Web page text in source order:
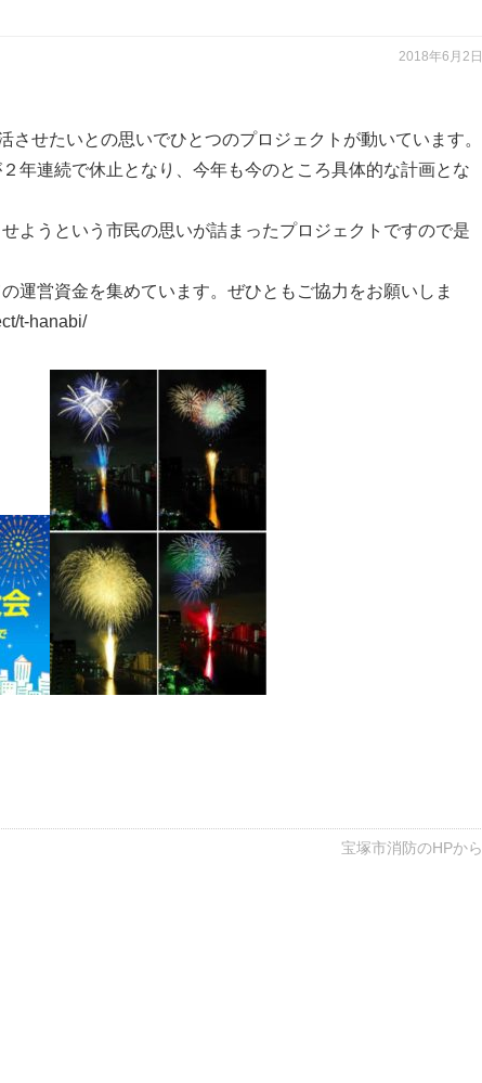
2018年6月2日
させたいとの思いでひとつのプロジェクトが動いています。
年連続で休止となり、今年も今のところ具体的な計画とな
ようという市民の思いが詰まったプロジェクトですので是
運営資金を集めています。ぜひともご協力をお願いしま
t-hanabi/
宝塚市消防のHPから